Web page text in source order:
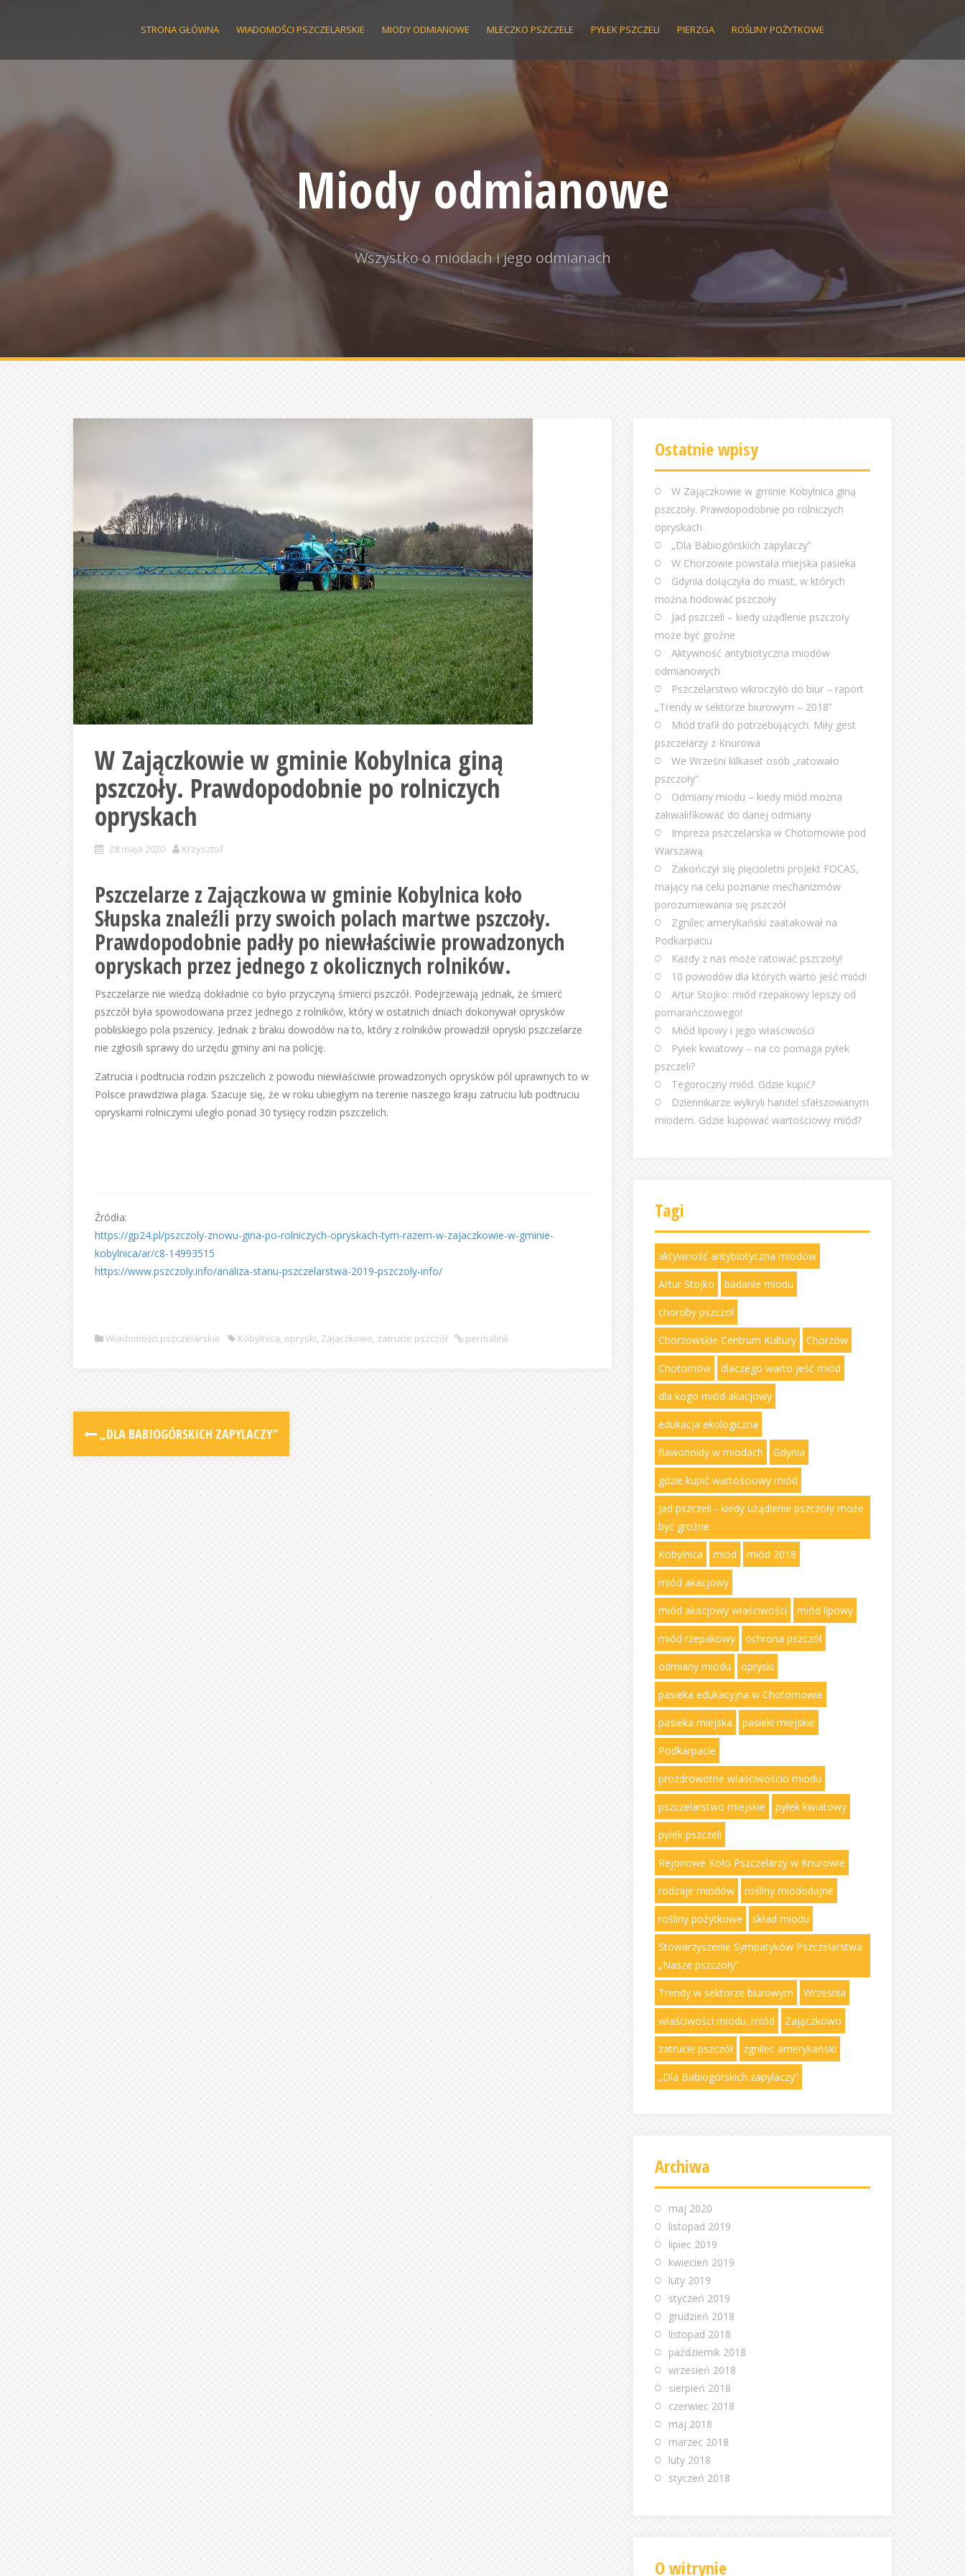
STRONA GŁÓWNA WIADOMOŚCI PSZCZELARSKIE MIODY ODMIANOWE MLECZKO PSZCZELE PYŁEK PSZCZELI PIERZGA ROŚLINY POŻYTKOWE
Miody odmianowe
Wszystko o miodach i jego odmianach
W Zajączkowie w gminie Kobylnica giną
pszczoły. Prawdopodobnie po rolniczych
opryskach
28 maja 2020 Krzysztof
Pszczelarze z Zajączkowa w gminie Kobylnica koło
Słupska znaleźli przy swoich polach martwe pszczoły.
Prawdopodobnie padły po niewłaściwie prowadzonych
opryskach przez jednego z okolicznych rolników.
Pszczelarze nie wiedzą dokładnie co było przyczyną śmierci pszczół. Podejrzewają jednak, że śmierć
pszczół była spowodowana przez jednego z rolników, który w ostatnich dniach dokonywał oprysków
pobliskiego pola pszenicy. Jednak z braku dowodów na to, który z rolników prowadził opryski pszczelarze
nie zgłosili sprawy do urzędu gminy ani na policję.
Zatrucia i podtrucia rodzin pszczelich z powodu niewłaściwie prowadzonych oprysków pól uprawnych to w
Polsce prawdziwa plaga. Szacuje się, że w roku ubiegłym na terenie naszego kraju zatruciu lub podtruciu
opryskami rolniczymi uległo ponad 30 tysięcy rodzin pszczelich.
Źródła:
https://gp24.pl/pszczoly-znowu-gina-po-rolniczych-opryskach-tym-razem-w-zajaczkowie-w-gminie-
kobylnica/ar/c8-14993515
https://www.pszczoly.info/analiza-stanu-pszczelarstwa-2019-pszczoly-info/
Wiadomości pszczelarskie Kobylnica, opryski, Zajączkowo, zatrucie pszczół permalink
„DLA BABIOGÓRSKICH ZAPYLACZY”
Ostatnie wpisy
W Zajączkowie w gminie Kobylnica giną
pszczoły. Prawdopodobnie po rolniczych
opryskach
„Dla Babiogórskich zapylaczy”
W Chorzowie powstała miejska pasieka
Gdynia dołączyła do miast, w których
można hodować pszczoły
Jad pszczeli – kiedy użądlenie pszczoły
może być groźne
Aktywność antybiotyczna miodów
odmianowych
Pszczelarstwo wkroczyło do biur – raport
„Trendy w sektorze biurowym – 2018”
Miód trafił do potrzebujących. Miły gest
pszczelarzy z Knurowa
We Wrześni kilkaset osób „ratowało
pszczoły”
Odmiany miodu – kiedy miód można
zakwalifikować do danej odmiany
Impreza pszczelarska w Chotomowie pod
Warszawą
Zakończył się pięcioletni projekt FOCAS,
mający na celu poznanie mechanizmów
porozumiewania się pszczół
Zgnilec amerykański zaatakował na
Podkarpaciu
Każdy z nas może ratować pszczoły!
10 powodów dla których warto jeść miód!
Artur Stojko: miód rzepakowy lepszy od
pomarańczowego!
Miód lipowy i jego właściwości
Pyłek kwiatowy – na co pomaga pyłek
pszczeli?
Tegoroczny miód. Gdzie kupić?
Dziennikarze wykryli handel sfałszowanym
miodem. Gdzie kupować wartościowy miód?
Tagi
aktywność antybiotyczna miodów
Artur Stojko badanie miodu
choroby pszczol
Chorzowskie Centrum Kultury Chorzów
Chotomów dlaczego warto jeść miód
dla kogo miód akacjowy
edukacja ekologiczna
flawonoidy w miodach Gdynia
gdzie kupić wartościowy miód
Jad pszczeli - kiedy użądlenie pszczoły może
być groźne
Kobylnica miód miód 2018
miód akacjowy
miód akacjowy właściwości miód lipowy
miód rzepakowy ochrona pszczół
odmiany miodu opryski
pasieka edukacyjna w Chotomowie
pasieka miejska pasieki miejskie
Podkarpacie
prozdrowotne właściwościo miodu
pszczelarstwo miejskie pyłek kwiatowy
pyłek pszczeli
Rejonowe Koło Pszczelarzy w Knurowie
rodzaje miodów rośliny miododajne
rośliny pożytkowe skład miodu
Stowarzyszenie Sympatyków Pszczelarstwa
„Nasze pszczoły”
Trendy w sektorze biurowym Września
właściwości miodu. miód Zajączkowo
zatrucie pszczół zgnilec amerykański
„Dla Babiogórskich zapylaczy”
Archiwa
maj 2020
listopad 2019
lipiec 2019
kwiecień 2019
luty 2019
styczeń 2019
grudzień 2018
listopad 2018
październik 2018
wrzesień 2018
sierpień 2018
czerwiec 2018
maj 2018
marzec 2018
luty 2018
styczeń 2018
O witrynie